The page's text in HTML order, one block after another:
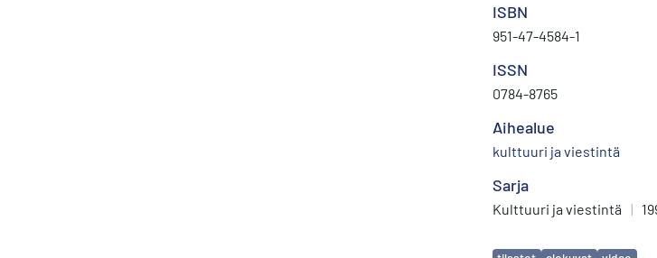
ISBN
951-47-4584-1
ISSN
0784-8765
Aihealue
kulttuuri ja viestintä
Sarja
Kulttuuri ja viestintä |
Avainsanat